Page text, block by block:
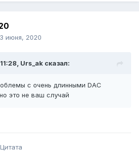
3 июня, 2020
Urs_ak сказал:
с очень длинными DAC
это не ваш случай
Цитата